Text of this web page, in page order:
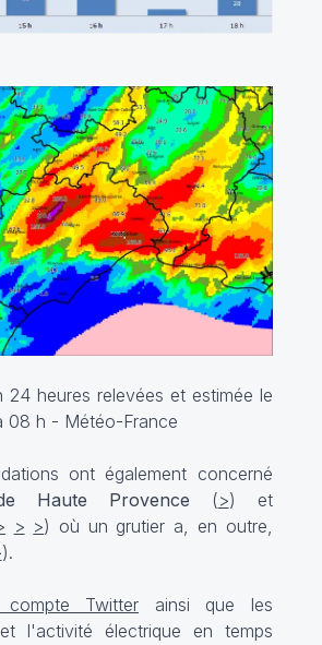
24 heures relevées et estimée le
08 h - Météo-France
ont également concerné
Haute Provence (>) et
> >) où un grutier a, en outre,
).
Twitter ainsi que les
l'activité électrique en temps